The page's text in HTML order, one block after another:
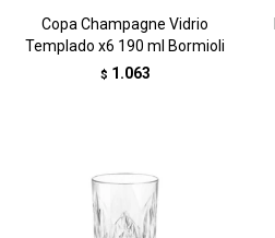
Copa Champagne Vidrio
Templado x6 190 ml Bormioli
$ 1.063